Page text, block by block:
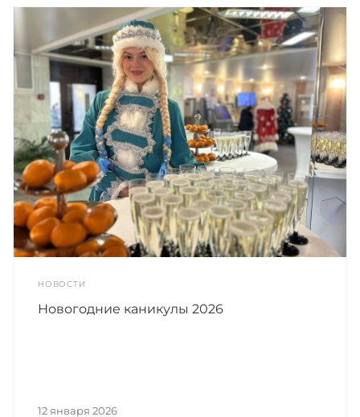
НОВОСТИ
Новогодние каникулы 2026
12 января 2026